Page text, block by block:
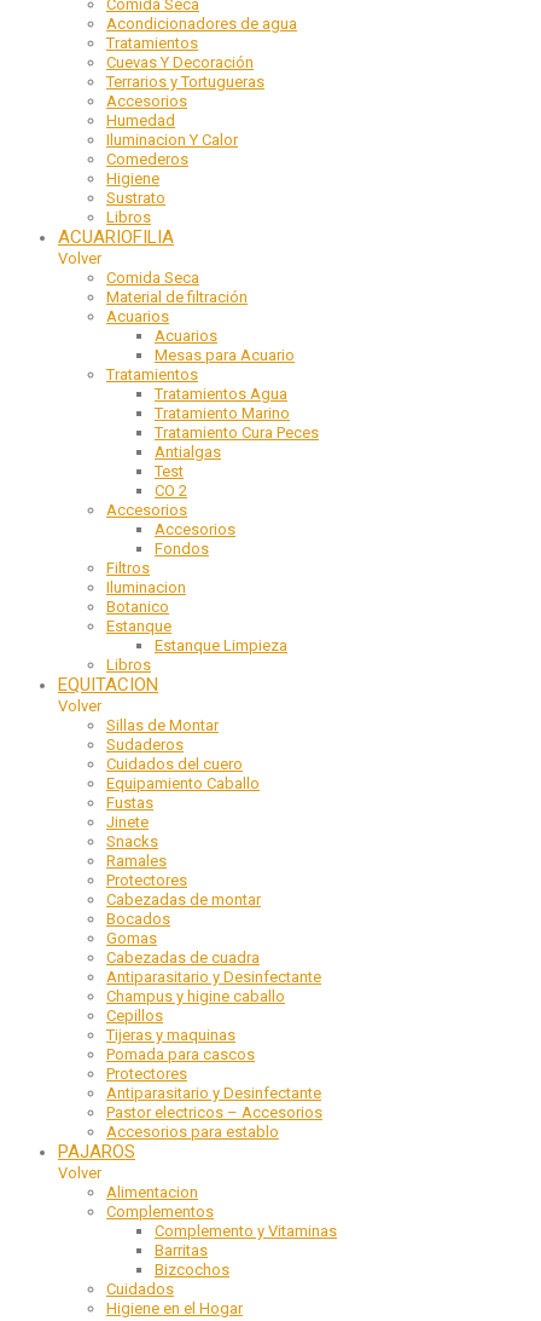
Comida Seca
Acondicionadores de agua
Tratamientos
Cuevas Y Decoración
Terrarios y Tortugueras
Accesorios
Humedad
Iluminacion Y Calor
Comederos
Higiene
Sustrato
Libros
ACUARIOFILIA
Volver
Comida Seca
Material de filtración
Acuarios
Acuarios
Mesas para Acuario
Tratamientos
Tratamientos Agua
Tratamiento Marino
Tratamiento Cura Peces
Antialgas
Test
CO 2
Accesorios
Accesorios
Fondos
Filtros
Iluminacion
Botanico
Estanque
Estanque Limpieza
Libros
EQUITACION
Volver
Sillas de Montar
Sudaderos
Cuidados del cuero
Equipamiento Caballo
Fustas
Jinete
Snacks
Ramales
Protectores
Cabezadas de montar
Bocados
Gomas
Cabezadas de cuadra
Antiparasitario y Desinfectante
Champus y higine caballo
Cepillos
Tijeras y maquinas
Pomada para cascos
Protectores
Antiparasitario y Desinfectante
Pastor electricos – Accesorios
Accesorios para establo
PAJAROS
Volver
Alimentacion
Complementos
Complemento y Vitaminas
Barritas
Bizcochos
Cuidados
Higiene en el Hogar